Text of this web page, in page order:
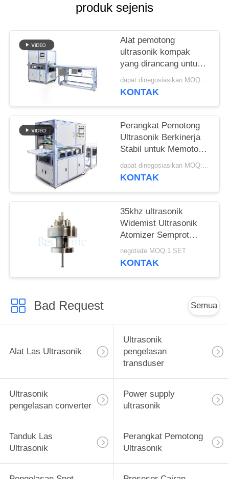
produk sejenis
Alat pemotong
ultrasonik kompak
yang dirancang untuk
pemotongan tanpa
jahitan kain sintetis
dapat dinegosiasikan MOQ:1pcs
KONTAK
Perangkat Pemotong
Ultrasonik Berkinerja
Stabil untuk Memotong
Kue Dengan Pisau
Lebar dan
dan Katering
dapat dinegosiasikan MOQ:1 Set
KONTAK
35khz ultrasonik
Widemist Ultrasonik
Atomizer Semprot
Nozzle untuk Pabrik
Sel Bahan Bakar
negotiate MOQ:1 SET
KONTAK
Bad Request Semua
Alat Las Ultrasonik
Ultrasonik
pengelasan
transduser
Ultrasonik
pengelasan converter
Power supply
ultrasonik
Tanduk Las
Ultrasonik
Perangkat Pemotong
Ultrasonik